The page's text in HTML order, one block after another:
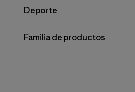
Filtrar por
Deporte
Filtrar por
Familia de productos